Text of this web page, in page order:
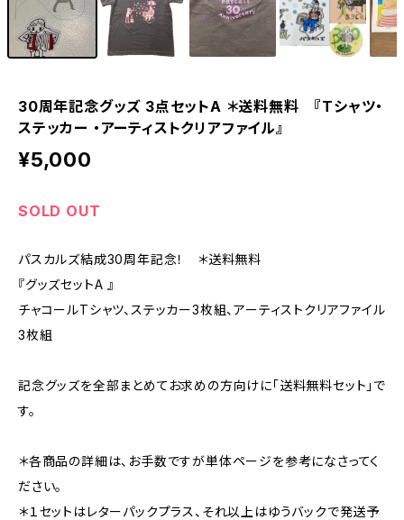
30周年記念グッズ 3点セットA ＊送料無料 『Tシャツ・
ステッカー ・アーティストクリアファイル』
¥5,000
SOLD OUT
パスカルズ結成30周年記念！ ＊送料無料
『グッズセットA 』
チャコールTシャツ、ステッカー3枚組、アーティストクリアファイル
3枚組
記念グッズを全部まとめてお求めの方向けに「送料無料セット」で
す。
＊各商品の詳細は、お手数ですが単体ページを参考になさってく
ださい。
＊１セットはレターパックプラス、それ以上はゆうバックで発送予